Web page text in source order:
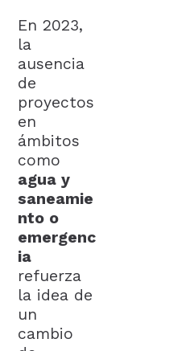
En 2023,
la
ausencia
de
proyectos
en
ámbitos
como
agua y
saneamie
nto o
emergenc
ia
refuerza
la idea de
un
cambio